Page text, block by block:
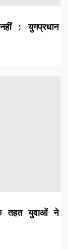
: युगप्रधान
के तहत युवाओं ने